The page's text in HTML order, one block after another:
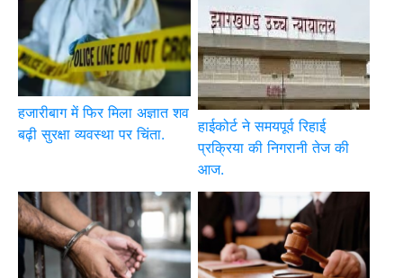
हजारीबाग में फिर मिला अज्ञात शव
बढ़ी सुरक्षा व्यवस्था पर चिंता.
हाईकोर्ट ने समयपूर्व रिहाई
प्रक्रिया की निगरानी तेज की
आज.